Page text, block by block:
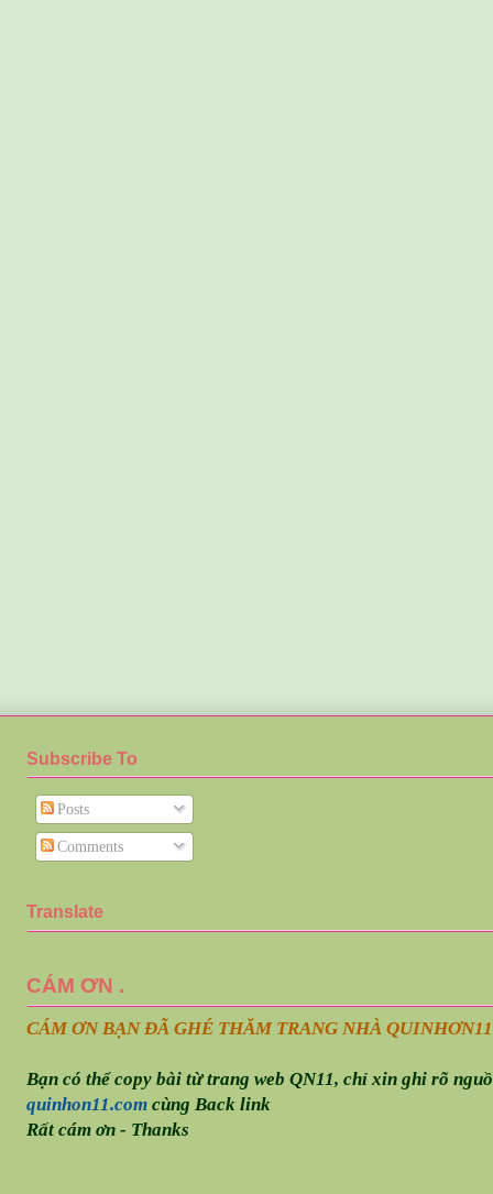
Subscribe To
Posts
Comments
Translate
CÁM ƠN .
CÁM ƠN BẠN ĐÃ GHÉ THĂM TRANG NHÀ QUINHƠN
Bạn có thể copy bài từ trang web QN11, chỉ xin ghi rõ
quinhon11.comcùng Back link
Rất cám ơn - Thanks